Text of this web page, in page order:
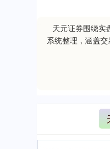
天元证券围绕实
系统整理，涵盖